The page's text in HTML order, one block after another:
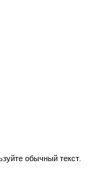
обычный текст.